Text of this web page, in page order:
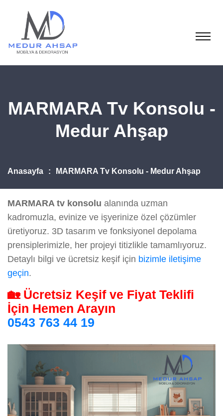
MARMARA Tv Konsolu -
Medur Ahşap
Anasayfa MARMARA Tv Konsolu - Medur Ahşap
MARMARA tv konsolu alanında uzman
kadromuzla, evinize ve işyerinize özel çözümler
üretiyoruz. 3D tasarım ve fonksiyonel depolama
prensiplerimizle, her projeyi titizlikle tamamlıyoruz.
Detaylı bilgi ve ücretsiz keşif için bizimle iletişime
geçin.
🏡 Ücretsiz Keşif ve Fiyat Teklifi
İçin Hemen Arayın
0543 763 44 19